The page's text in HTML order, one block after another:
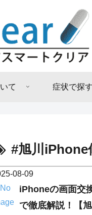
て 症状で探す
#旭川iPhone
08-09
iPhoneの画面交
で徹底解説！【旭